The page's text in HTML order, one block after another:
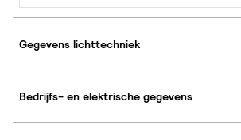
Gegevens lichttechniek
Bedrijfs- en elektrische gegevens